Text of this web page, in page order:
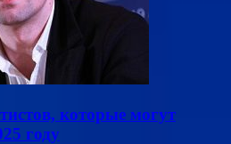
которые могут
году